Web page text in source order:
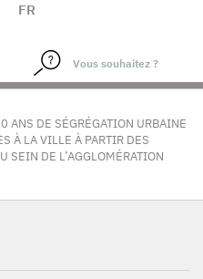
FR
ANS DE SÉGRÉGATION URBAINE
À LA VILLE À PARTIR DES
SEIN DE L’AGGLOMÉRATION